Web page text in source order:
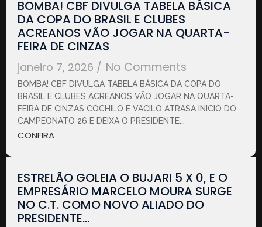
BOMBA! CBF DIVULGA TABELA BÁSICA
DA COPA DO BRASIL E CLUBES
ACREANOS VÃO JOGAR NA QUARTA-
FEIRA DE CINZAS
janeiro 7, 2026 / No Comments
BOMBA! CBF DIVULGA TABELA BÁSICA DA COPA DO
BRASIL E CLUBES ACREANOS VÃO JOGAR NA QUARTA-
FEIRA DE CINZAS COCHILO E VACILO ATRASA INICIO DO
CAMPEONATO 26 E DEIXA O PRESIDENTE...
CONFIRA
ESTRELÃO GOLEIA O BUJARI 5 X 0, E O
EMPRESÁRIO MARCELO MOURA SURGE
NO C.T. COMO NOVO ALIADO DO
PRESIDENTE…